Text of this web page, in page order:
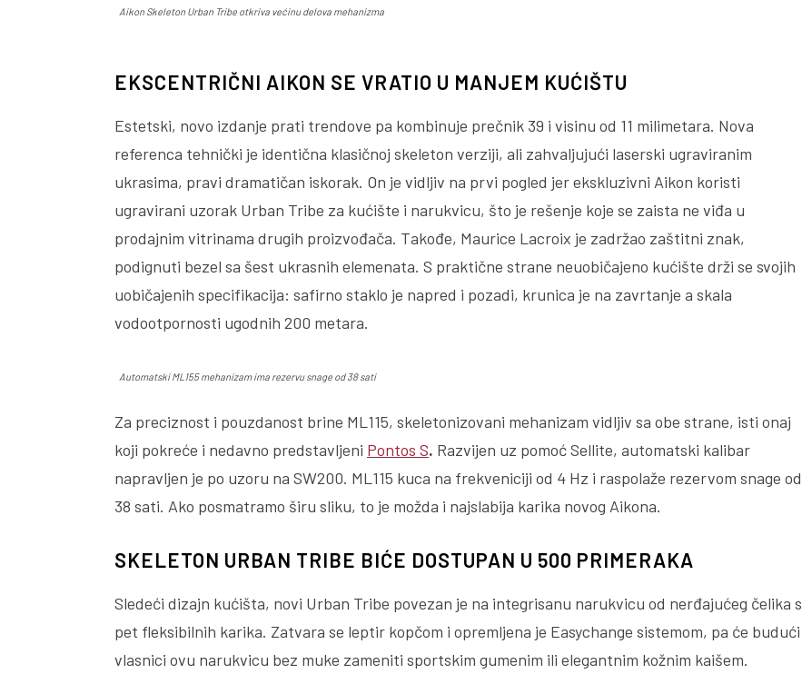
Aikon Skeleton Urban Tribe otkriva većinu delova mehanizma
EKSCENTRIČNI AIKON SE VRATIO U MANJEM KUĆIŠTU
Estetski, novo izdanje prati trendove pa kombinuje prečnik 39 i visinu od 11 milimetara. Nova
referenca tehnički je identična klasičnoj skeleton verziji, ali zahvaljujući laserski ugraviranim
ukrasima, pravi dramatičan iskorak. On je vidljiv na prvi pogled jer ekskluzivni Aikon koristi
ugravirani uzorak Urban Tribe za kućište i narukvicu, što je rešenje koje se zaista ne viđa u
prodajnim vitrinama drugih proizvođača. Takođe, Maurice Lacroix je zadržao zaštitni znak,
podignuti bezel sa šest ukrasnih elemenata. S praktične strane neuobičajeno kućište drži se svojih
uobičajenih specifikacija: safirno staklo je napred i pozadi, krunica je na zavrtanje a skala
vodootpornosti ugodnih 200 metara.
Automatski ML155 mehanizam ima rezervu snage od 38 sati
Za preciznost i pouzdanost brine ML115, skeletonizovani mehanizam vidljiv sa obe strane, isti onaj
koji pokreće i nedavno predstavljeni Pontos S. Razvijen uz pomoć Sellite, automatski kalibar
napravljen je po uzoru na SW200. ML115 kuca na frekveniciji od 4 Hz i raspolaže rezervom snage od
38 sati. Ako posmatramo širu sliku, to je možda i najslabija karika novog Aikona.
SKELETON URBAN TRIBE BIĆE DOSTUPAN U 500 PRIMERAKA
Sledeći dizajn kućišta, novi Urban Tribe povezan je na integrisanu narukvicu od nerđajućeg čelika s
pet fleksibilnih karika. Zatvara se leptir kopčom i opremljena je Easychange sistemom, pa će budući
vlasnici ovu narukvicu bez muke zameniti sportskim gumenim ili elegantnim kožnim kaišem.